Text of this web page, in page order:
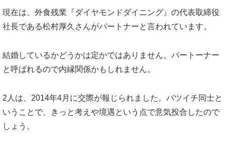
現在は、外食残業『ダイヤモンドダイニング』の代表取締役
社長である松村厚久さんがパートナーと言われています。
結婚しているかどうかは定かではありません。パートーナー
と呼ばれるので内縁関係かもしれません。
2人は、2014年4月に交際が報じられました。バツイチ同士と
いうことで、きっと考えや境遇という点で意気投合したので
しょう。